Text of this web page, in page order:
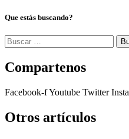
Que estás buscando?
Buscar:
Compartenos
Facebook-fYoutube Twitter
Otros artículos